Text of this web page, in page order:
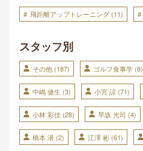
飛距離アップトレーニング (11)
スタッフ別
その他 (187) ゴルフ食事学 (8)
中嶋 健生 (3) 小宮 諒 (71)
小林 彩佳 (28) 早坂 光司 (4)
橋本 潜 (2) 江澤 彬 (61)